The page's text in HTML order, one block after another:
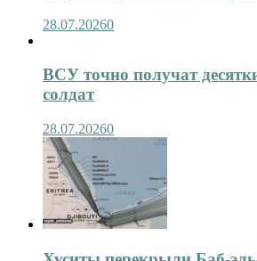
28.07.20260
ВСУ точно получат
солдат
28.07.20260